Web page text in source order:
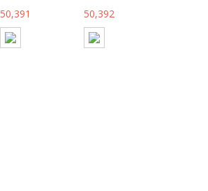
50,391
50,392